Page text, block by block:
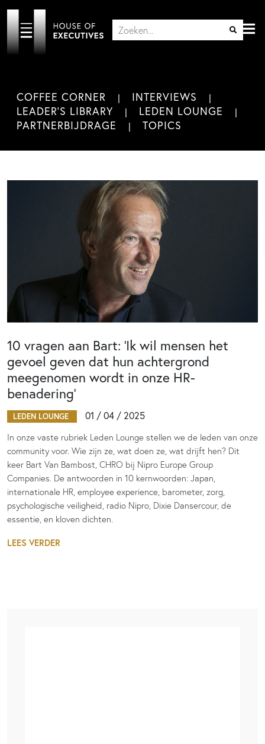
COFFEE CORNER
INTERVIEWS
LEADER'S LIBRARY
LEDEN LOUNGE
PARTNERBIJDRAGE
TOPICS
10 vragen aan Bart: ‘Ik wil mensen het
gevoel geven dat hun achtergrond
meegenomen wordt in onze HR-
benadering’
LEDEN LOUNGE 01 / 04 / 2025
In onze vaste rubriek Leden Lounge stellen we de leden van onze
community voor. Wie zijn ze, wat doen ze, wat drijft hen? Dit
keer Bart Van Bambost, CHRO bij Nipro Europe Group
Companies. De antwoorden in 10 kernwoorden: Japan,
internationale HR, employee experience, barometer, zorg,
psychologische veiligheid, radio Nipro, Dixie Dansercour, de
essentie, en kloven dichten.
LEES VERDER